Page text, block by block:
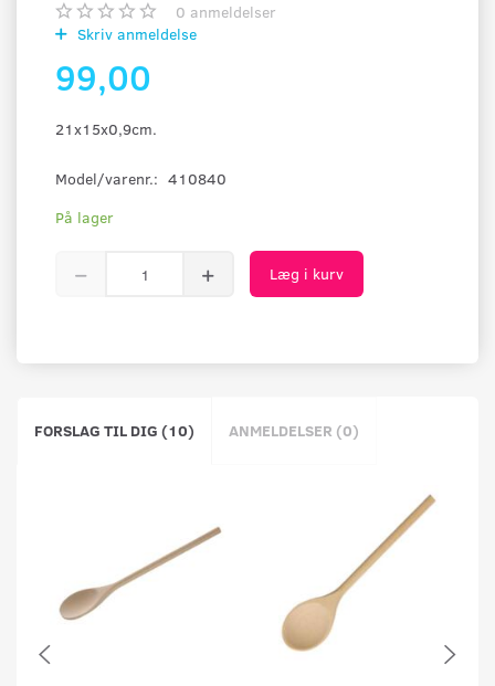
0 anmeldelser
Skriv anmeldelse
99,00
21x15x0,9cm.
Model/varenr.: 410840
På lager
Læg i kurv
FORSLAG TIL DIG (10) ANMELDELSER (0)